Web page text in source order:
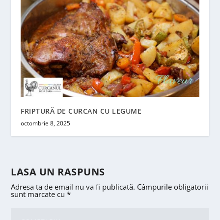
FRIPTURĂ DE CURCAN CU LEGUME
octombrie 8, 2025
LASA UN RASPUNS
Adresa ta de email nu va fi publicată. Câmpurile obligatorii
sunt marcate cu*